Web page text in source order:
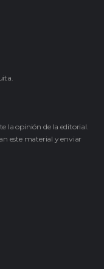
la opinión de la editorial.
este material y enviar